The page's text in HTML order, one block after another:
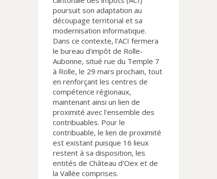
poursuit son adaptation au
découpage territorial et sa
modernisation informatique.
Dans ce contexte, l'ACI fermera
le bureau d'impôt de Rolle-
Aubonne, situé rue du Temple 7
à Rolle, le 29 mars prochain, tout
en renforçant les centres de
compétence régionaux,
maintenant ainsi un lien de
proximité avec l'ensemble des
contribuables. Pour le
contribuable, le lien de proximité
est existant puisque 16 lieux
restent à sa disposition, les
entités de Château d'Oex et de
la Vallée comprises.